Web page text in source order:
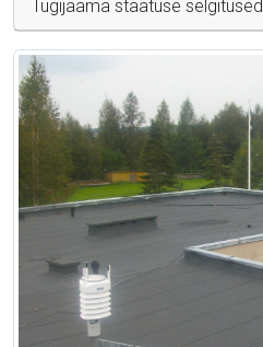
Tugijaama staatuse selgitused